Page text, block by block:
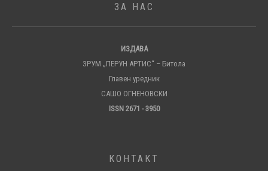
ЗА НАС
ИЗДАВА
ЗРУМ „ПЕРУН АРТИС“ – Битола
Главен уредник
САШО ОГНЕНОВСКИ
ISSN 2671 - 3950
КОНТАКТ